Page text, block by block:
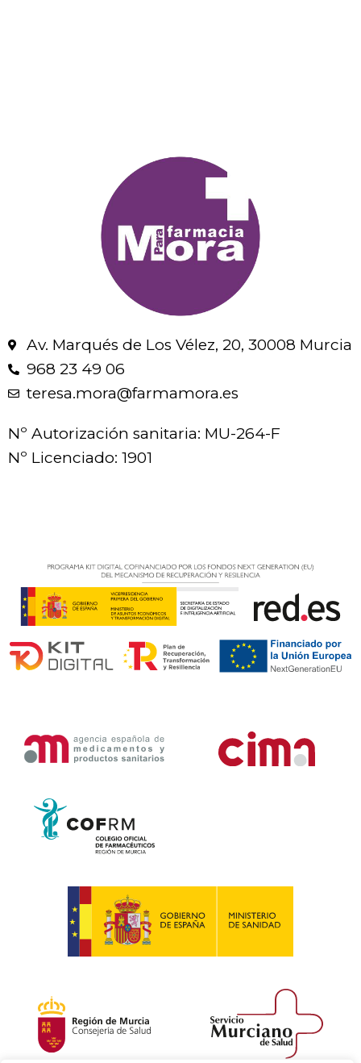
Av. Marqués de Los Vélez, 20, 30008 Murcia
968 23 49 06
teresa.mora@farmamora.es
Nº Autorización sanitaria: MU-264-F
Nº Licenciado: 1901